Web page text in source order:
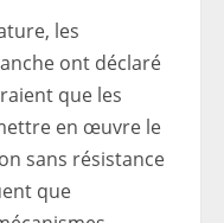
les
ont déclaré
que les
en œuvre le
sans résistance
que